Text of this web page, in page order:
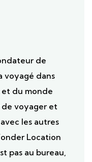
de
voyagé dans
du monde
de voyager et
les autres
Location
pas au bureau,